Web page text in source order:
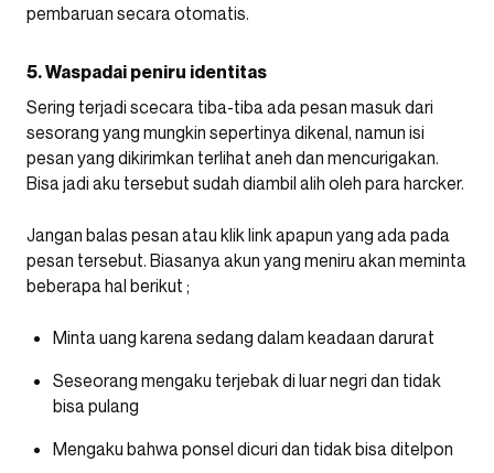
pembaruan secara otomatis.
5. Waspadai peniru identitas
Sering terjadi scecara tiba-tiba ada pesan masuk dari
sesorang yang mungkin sepertinya dikenal, namun isi
pesan yang dikirimkan terlihat aneh dan mencurigakan.
Bisa jadi aku tersebut sudah diambil alih oleh para harcker.
Jangan balas pesan atau klik link apapun yang ada pada
pesan tersebut. Biasanya akun yang meniru akan meminta
beberapa hal berikut ;
Minta uang karena sedang dalam keadaan darurat
Seseorang mengaku terjebak di luar negri dan tidak
bisa pulang
Mengaku bahwa ponsel dicuri dan tidak bisa ditelpon